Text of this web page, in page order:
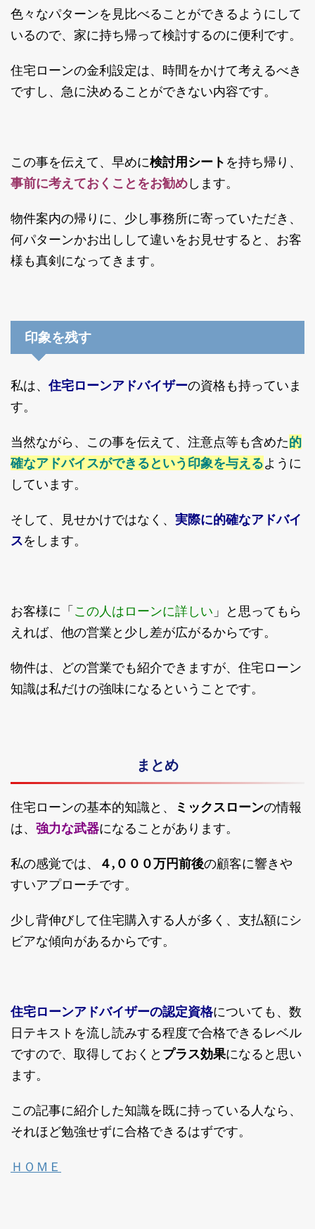
色々なパターンを見比べることができるようにして
いるので、家に持ち帰って検討するのに便利です。
住宅ローンの金利設定は、時間をかけて考えるべき
ですし、急に決めることができない内容です。
この事を伝えて、早めに検討用シート を持ち帰り、
事前に考えておくことをお勧め します。
物件案内の帰りに、少し事務所に寄っていただき、
何パターンかお出しして違いをお見せすると、お客
様も真剣になってきます。
印象を残す
私は、住宅ローンアドバイザーの資格も持っていま
す。
当然ながら、この事を伝えて、注意点等も含めた的
確なアドバイスができるという印象を与えるように
しています。
そして、見せかけではなく、 実際に的確なアドバイ
スをします。
お客様に「 この人はローンに詳しい 」と思ってもら
えれば、他の営業と少し差が広がるからです。
物件は、どの営業でも紹介できますが、住宅ローン
知識は私だけの強味になるということです。
まとめ
住宅ローンの基本的知識と、 ミックスローンの情報
は、 強力な武器になることがあります。
私の感覚では、 ４,０００万円前後の顧客に響きや
すいアプローチです。
少し背伸びして住宅購入する人が多く、支払額にシ
ビアな傾向があるからです。
住宅ローンアドバイザーの認定資格についても、数
日テキストを流し読みする程度で合格できるレベル
ですので、取得しておくと プラス効果になると思い
ます。
この記事に紹介した知識を既に持っている人なら、
それほど勉強せずに合格できるはずです。
ＨＯＭＥ